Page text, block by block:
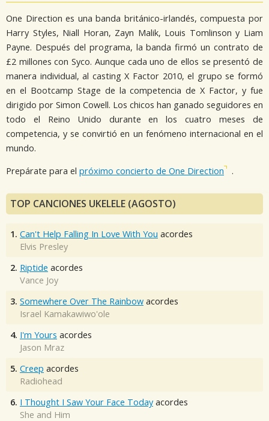
One Direction es una banda británico-irlandés, compuesta por
Harry Styles, Niall Horan, Zayn Malik, Louis Tomlinson y Liam
Payne. Después del programa, la banda firmó un contrato de
£2 millones con Syco. Aunque cada uno de ellos se presentó de
manera individual, al casting X Factor 2010, el grupo se formó
en el Bootcamp Stage de la competencia de X Factor, y fue
dirigido por Simon Cowell. Los chicos han ganado seguidores en
todo el Reino Unido durante en los cuatro meses de
competencia, y se convirtió en un fenómeno internacional en el
mundo.
Prepárate para el próximo concierto de One Direction .
TOP CANCIONES UKELELE (AGOSTO)
1. Can't Help Falling In Love With You acordes
Elvis Presley
2. Riptide acordes
Vance Joy
3. Somewhere Over The Rainbow acordes
Israel Kamakawiwo'ole
4. I'm Yours acordes
Jason Mraz
5. Creep acordes
Radiohead
6. I Thought I Saw Your Face Today acordes
She and Him